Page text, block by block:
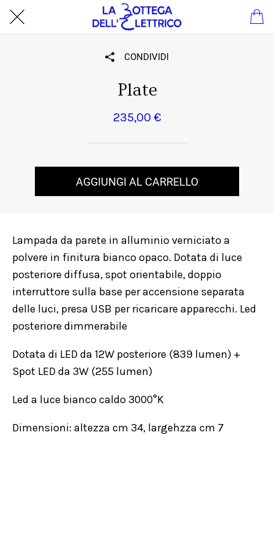
CONDIVIDI
Plate
235,00 €
AGGIUNGI AL CARRELLO
Lampada da parete in alluminio verniciato a
polvere in finitura bianco opaco. Dotata di luce
posteriore diffusa, spot orientabile, doppio
interruttore sulla base per accensione separata
delle luci, presa USB per ricaricare apparecchi. Led
posteriore dimmerabile
Dotata di LED da 12W posteriore (839 lumen) +
Spot LED da 3W (255 lumen)
Led a luce bianco caldo 3000°K
Dimensioni: altezza cm 34, largehzza cm 7